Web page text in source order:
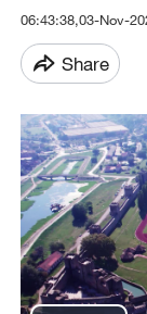
06:43:38,03-Nov-
Share